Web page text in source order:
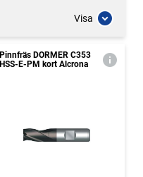
Visa
Pinnfräs DORMER C353
HSS-E-PM kort Alcrona